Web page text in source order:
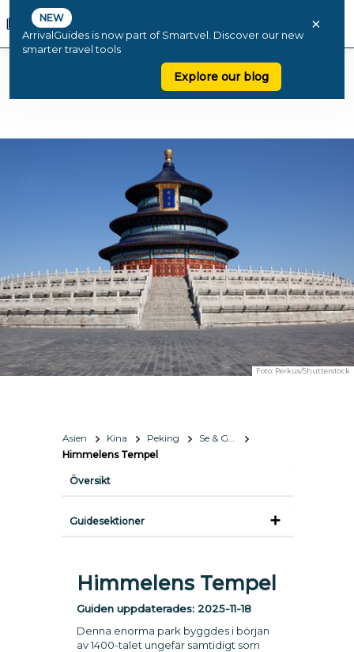
NEW
ArrivalGuides is now part of Smartvel. Discover our new
smarter travel tools
Explore our blog
×
Foto: Perkus/Shutterstock
Asien Kina Peking
Se & Göra
Himmelens Tempel
Översikt
Guidesektioner
Himmelens Tempel
Guiden uppdaterades: 2025-11-18
Denna enorma park byggdes i början
av 1400-talet ungefär samtidigt som